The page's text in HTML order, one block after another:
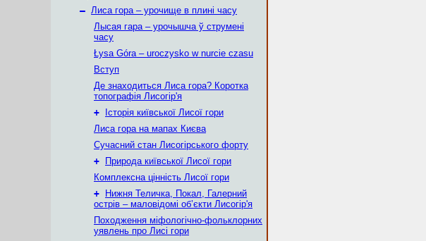
– Лиса гора – урочище в плині часу
Лысая гара – урочышча ў струмені
часу
Łysa Góra – uroczysko w nurcie czasu
Вступ
Де знаходиться Лиса гора? Коротка
топографія Лисогір'я
+
Історія київської Лисої гори
Лиса гора на мапах Києва
Сучасний стан Лисогірського форту
+
Природа київської Лисої гори
Комплексна цінність Лисої гори
+
Нижня Теличка, Покал, Галерний
острів – маловідомі об’єкти Лисогір'я
Походження міфологічно-фольклорних
уявлень про Лисі гори